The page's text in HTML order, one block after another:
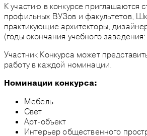
К участию в конкурсе приглашаются
профильных ВУЗов и факультетов,
практикующие архитекторы,
(годы окончания учебного
Участник Конкурса может
работу в каждой номинации.
Номинации конкурса:
Мебель
Свет
Арт-объект
Интерьер общественного